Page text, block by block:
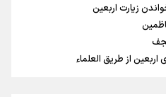
زیارت اربعین
اربعین از طریق العلماء